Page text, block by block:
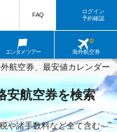
エンタメツアー 海外航空券
FAQ
ログイン
予約確認
航空券、最安値カレンダー
安航空券を検索
や諸手数料など全て含む